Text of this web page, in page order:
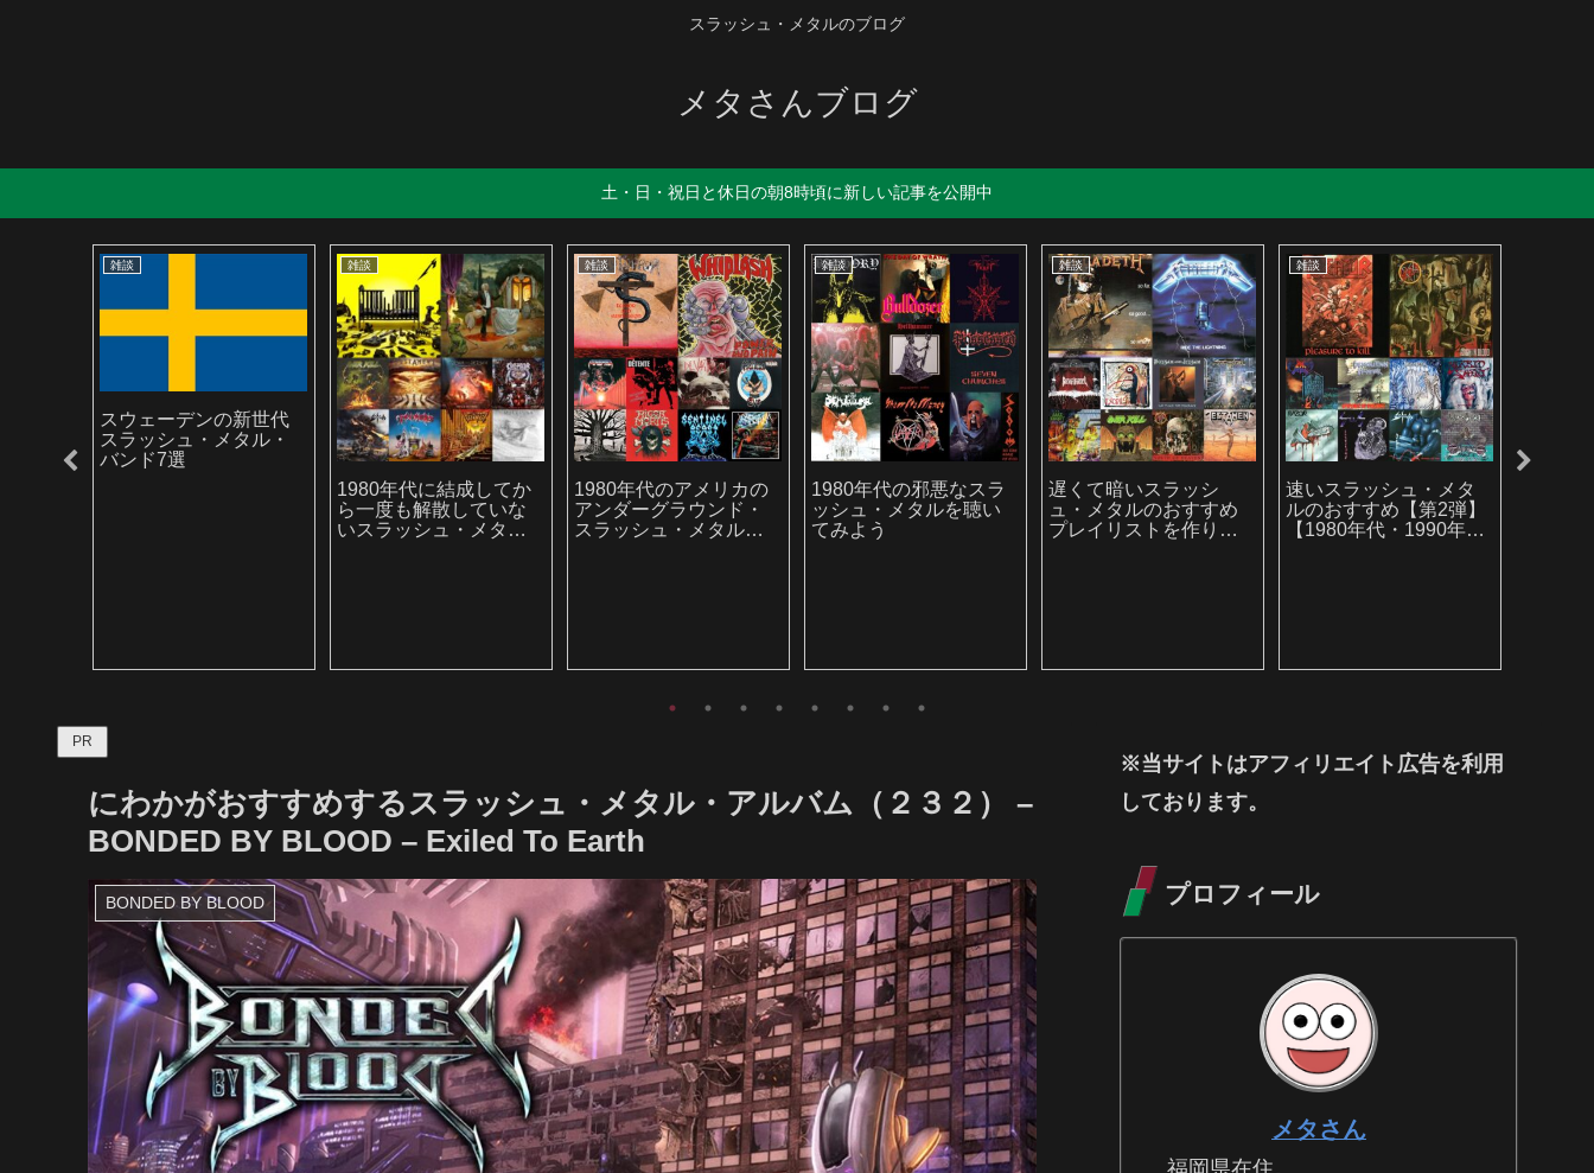
スラッシュ・メタルのブログ
メタさんブログ
土・日・祝日と休日の朝8時頃に新しい記事を公開中
雑談
スウェーデンの新世代
スラッシュ・メタル・
バンド7選
雑談
1980年代に結成してか
ら一度も解散していな
いスラッシュ・メタ
雑談
1980年代のアメリカの
アンダーグラウンド・
スラッシュ・メタルを
雑談
1980年代の邪悪なスラ
ッシュ・メタルを聴い
てみよう
雑談
遅くて暗いスラッシ
ュ・メタルのおすすめ
プレイリストを作りま
雑談
速いスラッシュ・メタ
ルのおすすめ【第2弾】
【1980年代・1990年代
PR
にわかがおすすめするスラッシュ・メタル・アルバム（２３２） –
BONDED BY BLOOD – Exiled To Earth
BONDED BY BLOOD
※当サイトはアフィリエイト広告を利用
しております。
プロフィール
メタさん
福岡県在住。